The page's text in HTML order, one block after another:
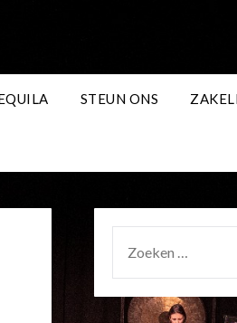
STEUN ONS
NAAR: